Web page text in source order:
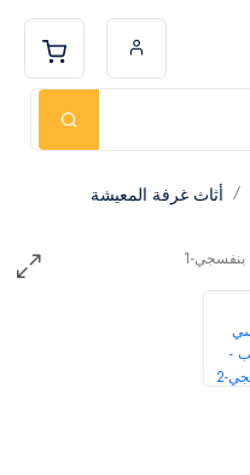
أثاث غرفة المعيشة